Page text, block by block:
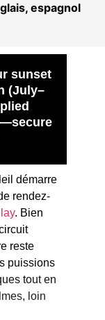
espagnol
sunset
(July–
démarre
rendez-
. Bien
reste
puissions
tout en
loin